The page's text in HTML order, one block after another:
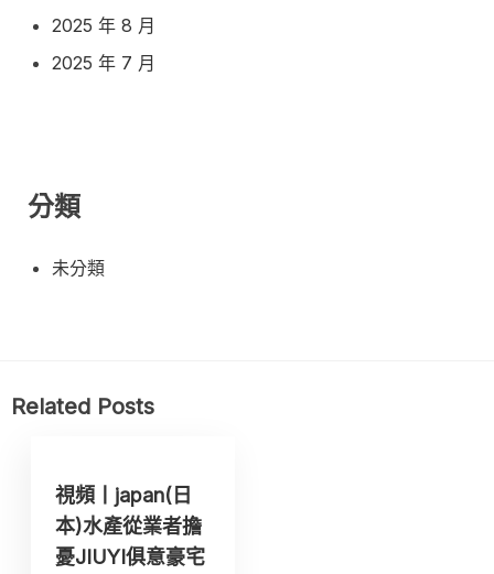
2025 年 8 月
2025 年 7 月
分類
未分類
Related Posts
視頻丨japan(日
本)水產從業者擔
憂JIUYI俱意豪宅